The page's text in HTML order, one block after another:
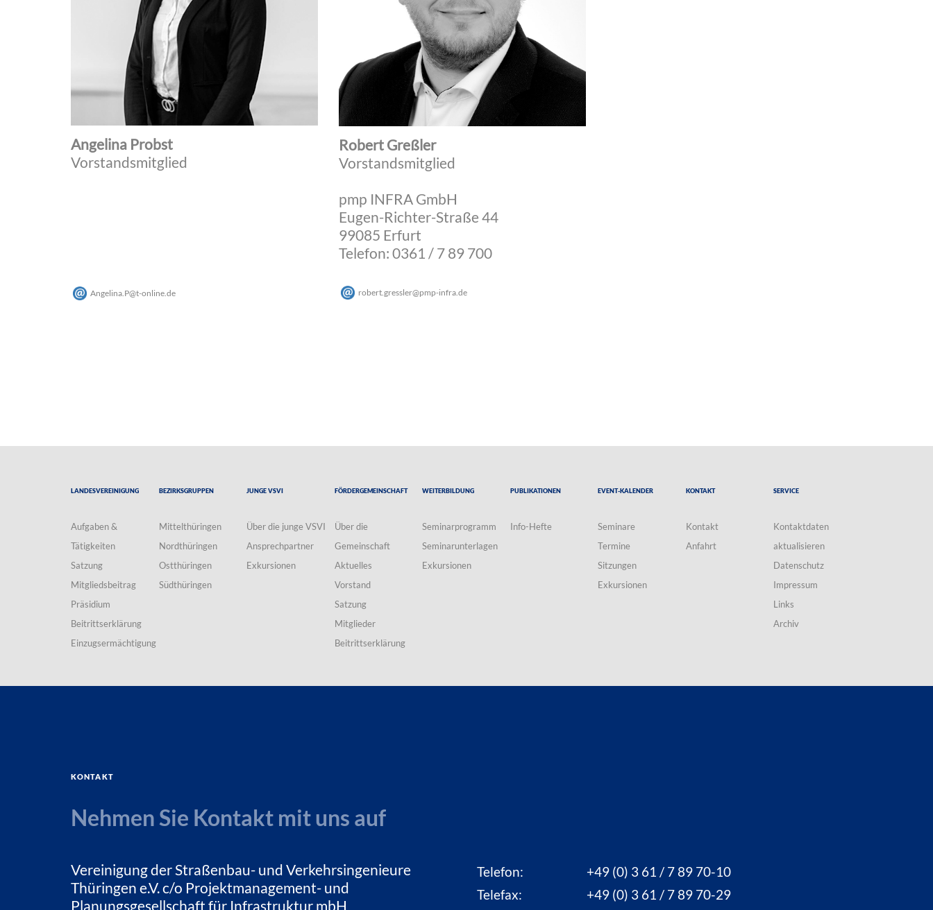
Angelina Probst
Vorstandsmitglied
Angelina.P@t-online.de
Robert Greßler
Vorstandsmitglied
pmp INFRA GmbH
Eugen-Richter-Straße 44
99085 Erfurt
Telefon: 0361 / 7 89 700
robert.gressler@pmp-infra .de
Landesvereinigung
Aufgaben &
Tätigkeiten
Satzung
Mitgliedsbeitrag
Präsidium
Beitrittserklärung
Einzugsermächtigung
Bezirksgruppen
Mittelthüringen
Nordthüringen
Ostthüringen
Südthüringen
Junge VSVI
Über die junge VSVI
Ansprechpartner
Exkursionen
Fördergemeinschaft
Über die
Gemeinschaft
Aktuelles
Vorstand
Satzung
Mitglieder
Beitrittserklärung
Weiterbildung
Seminarprogramm
Seminarunterlagen
Exkursionen
Publikationen
Info-Hefte
Event-Kalender
Seminare
Termine
Sitzungen
Exkursionen
Kontakt
Kontakt
Anfahrt
Service
Kontaktdaten
aktualisieren
Datenschutz
Impressum
Links
Archiv
Kontakt
Nehmen Sie Kontakt mit uns auf
Vereinigung der Straßenbau- und Verkehrsingenieure
Thüringen e.V. c/o Projektmanagement- und
Planungsgesellschaft für Infrastruktur mbH
Telefon:
+49 (0) 3 61 / 7 89 70-10
Telefax:
+49 (0) 3 61 / 7 89 70-29